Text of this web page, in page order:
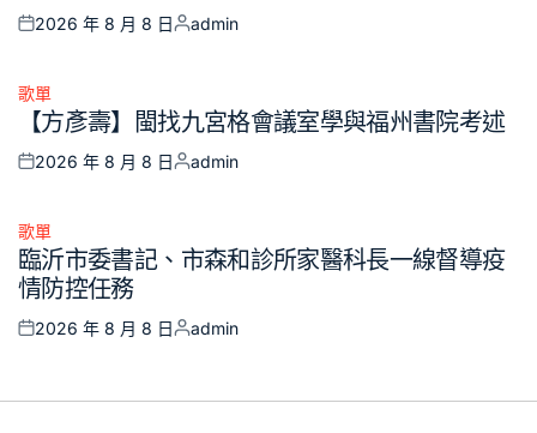
Posted
2026 年 8 月 8 日
Posted
admin
Posted
歌單
【方彥壽】閩找九宮格會議室學與福州書院考述
Posted
2026 年 8 月 8 日
Posted
admin
Posted
in
歌單
臨沂市委書記、市森和診所家醫科長一線督導疫
情防控任務
Posted
2026 年 8 月 8 日
Posted
admin